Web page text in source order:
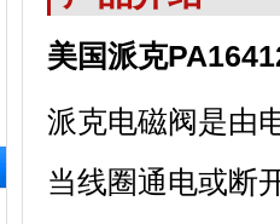
美国派克
派克电磁阀是由
当线圈通电或断